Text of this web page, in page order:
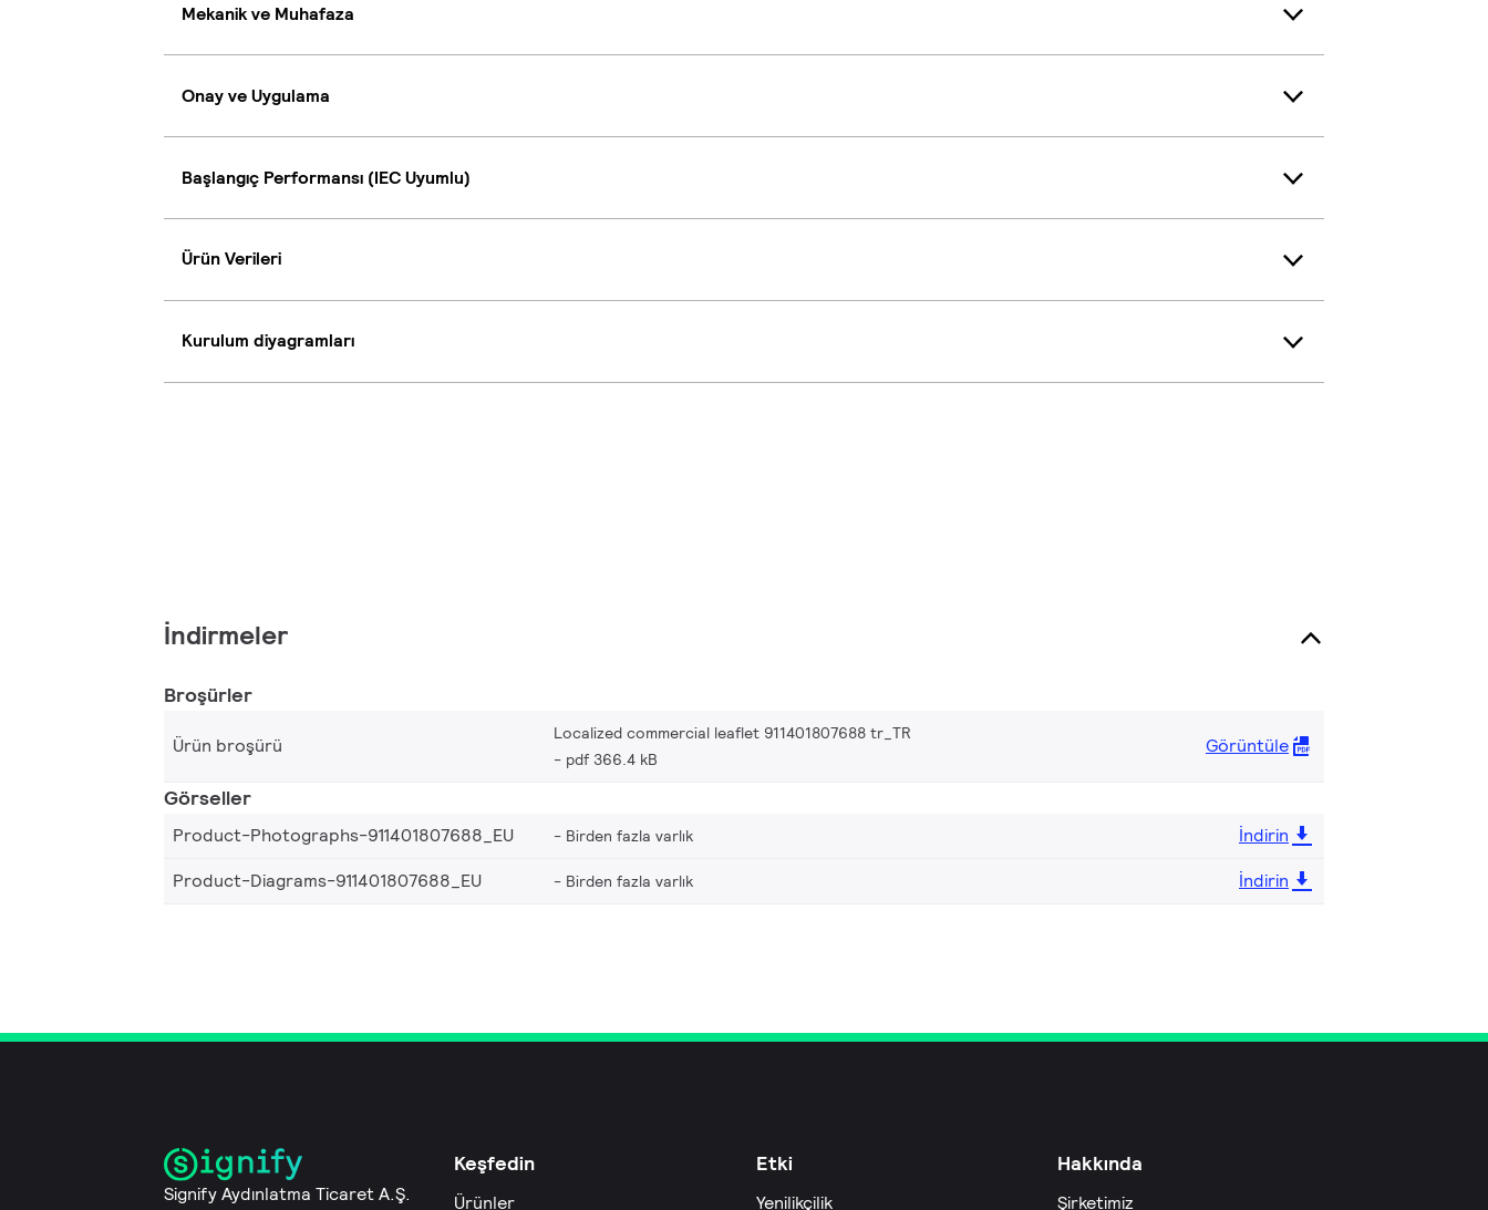
Mekanik ve Muhafaza
Onay ve Uygulama
Başlangıç Performansı (IEC Uyumlu)
Ürün Verileri
Kurulum diyagramları
İndirmeler
Broşürler
Ürün broşürü
Localized commercial leaflet 911401807688 tr_TR
pdf 366.4 kB
Görüntüle
Görseller
Product-Photographs-911401807688_EU Birden fazla varlık
İndirin
Product-Diagrams-911401807688_EU
Birden fazla varlık İndirin
Signify Aydınlatma Ticaret A.Ş.
Keşfedin
Ürünler
Etki
Yenilikçilik
Hakkında
Şirketimiz